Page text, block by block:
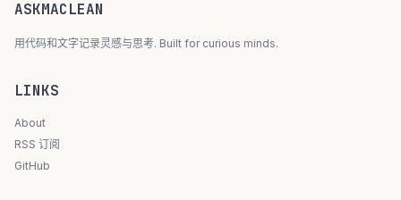
ASKMACLEAN
用代码和文字记录灵感与思考. Built for curious minds.
LINKS
About
RSS 订阅
GitHub